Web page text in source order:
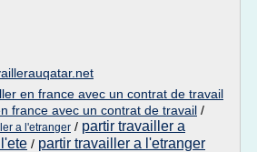
en france avec un contrat de travail
france avec un contrat de travail /
a l'etranger / partir travailler a
/ partir travailler a l'etranger